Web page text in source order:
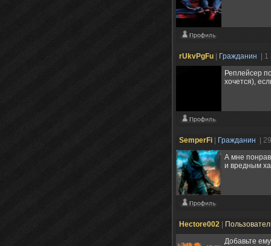
rUkvPgFu Гражданин
|
Реплейсер
хочется),
SemperFi Гражданин
|
А мне
и вредным
Hectore002
Добавьте